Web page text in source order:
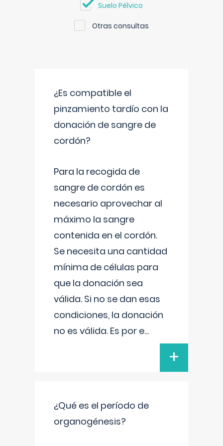
Suelo Pélvico
Otras consultas
¿Es compatible el
pinzamiento tardío con la
donación de sangre de
cordón?
Para la recogida de
sangre de cordón es
necesario aprovechar al
máximo la sangre
contenida en el cordón.
Se necesita una cantidad
mínima de células para
que la donación sea
válida. Si no se dan esas
condiciones, la donación
no es válida. Es por e...
+
¿Qué es el período de
organogénesis?